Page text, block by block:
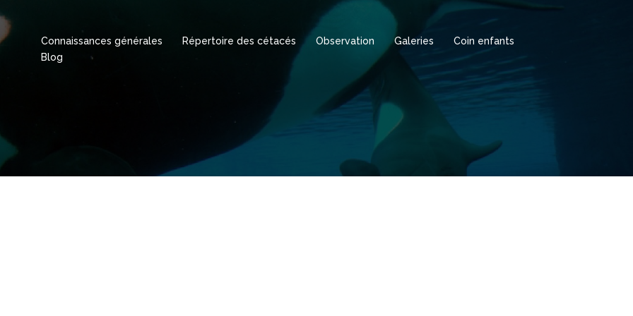
Connaissances générales Répertoire des cétacés Observation Galeries
Coin enfants
Blog